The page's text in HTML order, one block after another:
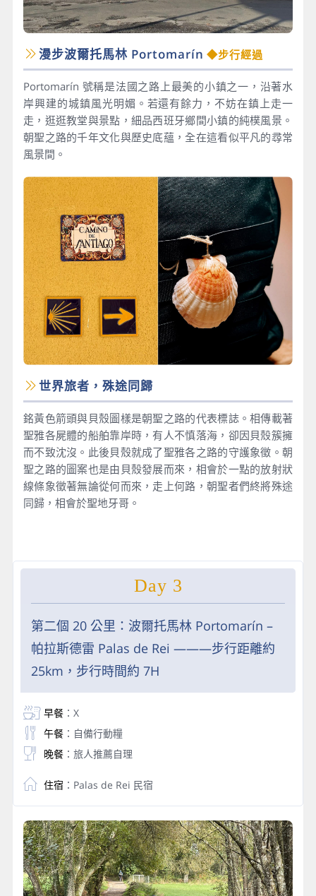
漫步波爾托馬林 Portomarín ◆步行經過
Portomarín 號稱是法國之路上最美的小鎮之一，沿著水
岸興建的城鎮風光明媚。若還有餘力，不妨在鎮上走一
走，逛逛教堂與景點，細品西班牙鄉間小鎮的純樸風景。
朝聖之路的千年文化與歷史底蘊，全在這看似平凡的尋常
風景間。
世界旅者，殊途同歸
銘黃色箭頭與貝殼圖樣是朝聖之路的代表標誌。相傳載著
聖雅各屍體的船舶靠岸時，有人不慎落海，卻因貝殼簇擁
而不致沈沒。此後貝殼就成了聖雅各之路的守護象徵。朝
聖之路的圖案也是由貝殼發展而來，相會於一點的放射狀
線條象徵著無論從何而來，走上何路，朝聖者們終將殊途
同歸，相會於聖地牙哥。
Day 3
第二個 20 公里：波爾托馬林 Portomarín –
帕拉斯德雷 Palas de Rei ———步行距離約
25km，步行時間約 7H
早餐：X
午餐：自備行動糧
晚餐：旅人推薦自理
住宿 ：Palas de Rei 民宿